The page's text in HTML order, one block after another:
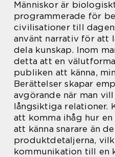
Människor är
programmerade för
civilisationer till
använt narrativ för att
dela kunskap. Inom
detta att en
publiken att känna,
Berättelser skapar
avgörande när man
långsiktiga relationer.
att komma ihåg hur
att känna snarare än
produktdetaljerna,
kommunikation till en